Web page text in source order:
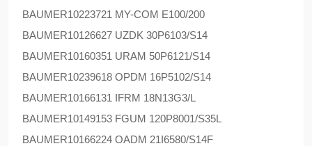
BAUMER10223721 MY-COM E100/200
BAUMER10126627 UZDK 30P6103/S14
BAUMER10160351 URAM 50P6121/S14
BAUMER10239618 OPDM 16P5102/S14
BAUMER10166131 IFRM 18N13G3/L
BAUMER10149153 FGUM 120P8001/S35L
BAUMER10166224 OADM 21I6580/S14F